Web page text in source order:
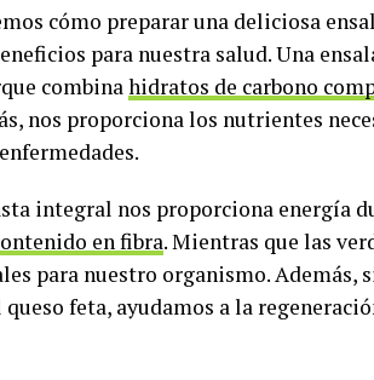
cómo preparar una deliciosa
para nuestra salud. Una
combinahidratos de carbono
nos proporciona los nutrientes
integral nos proporciona energía
en fibra. Mientras que las
para nuestro organismo. Además,
feta, ayudamos a la